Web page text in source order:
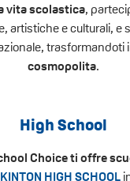
vita scolastica,
artistiche e culturali, e
trasformandoti
cosmopolita.
High School
Choice ti offre
HIGH SCHOOL